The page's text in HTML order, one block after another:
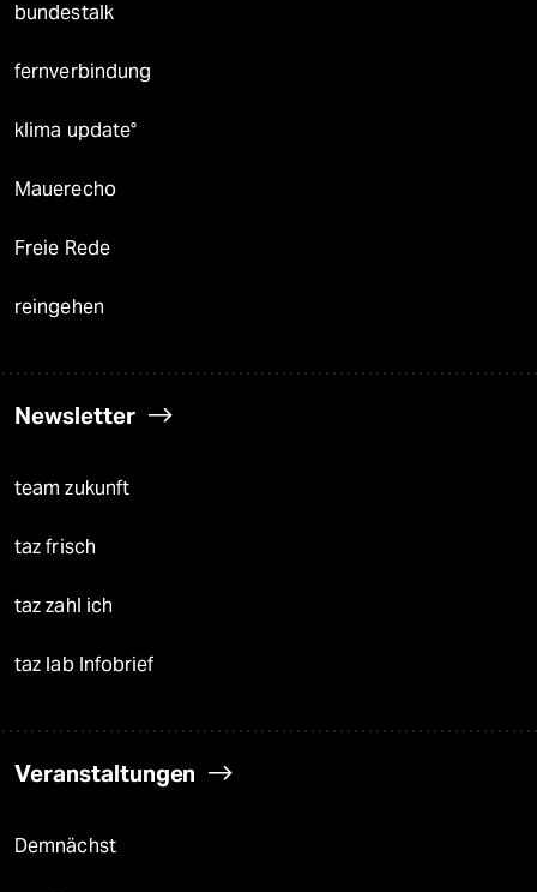
bundestalk
fernverbindung
klima update°
Mauerecho
Freie Rede
reingehen
Newsletter
team zukunft
taz frisch
taz zahl ich
taz lab Infobrief
Veranstaltungen
Demnächst